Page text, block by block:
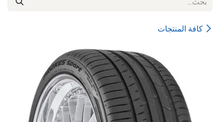
كافة المنتجات